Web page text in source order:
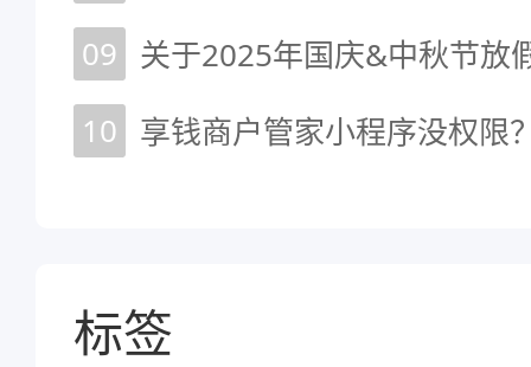
09 关于2025年国庆&中秋节放
10
标签